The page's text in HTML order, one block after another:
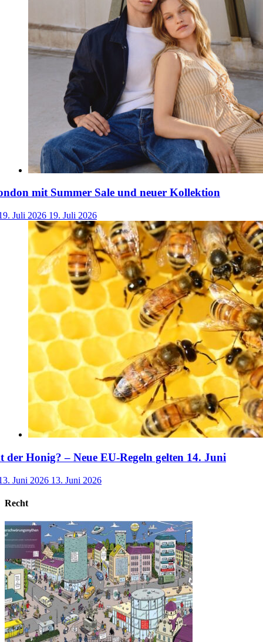
mit Summer Sale und neuer Kollektion
Juli 2026 19. Juli 2026
der Honig? – Neue EU-Regeln gelten 14. Juni
Juni 2026 13. Juni 2026
Recht